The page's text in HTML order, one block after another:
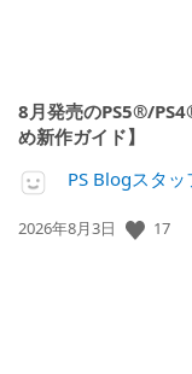
8月発売のPS5®/
め新作ガイド】
PS Blogスタッ
公
2026年8月3日 17